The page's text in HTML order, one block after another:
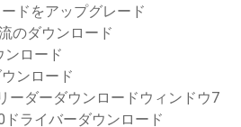
ドをアップグレード
のダウンロード
ンロード
ンロード
ーダーダウンロードウィンドウ7
ライバーダウンロード